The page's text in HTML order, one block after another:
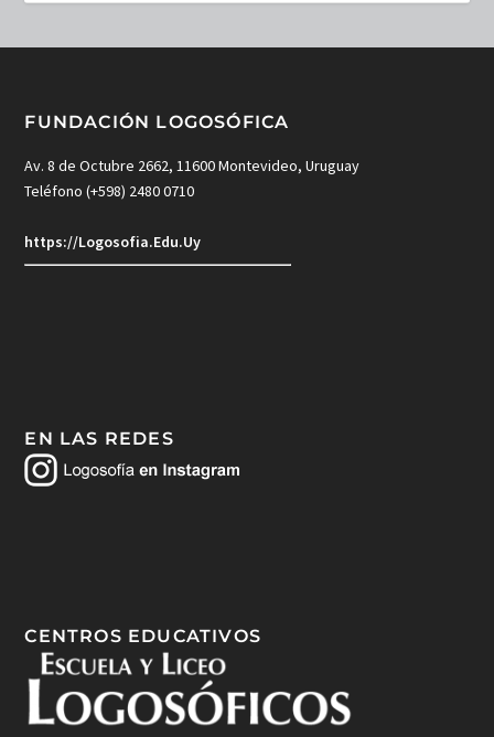
FUNDACIÓN LOGOSÓFICA
Av. 8 de Octubre 2662, 11600 Montevideo, Uruguay
Teléfono (+598) 2480 0710
https://Logosofia.Edu.Uy
EN LAS REDES
CENTROS EDUCATIVOS